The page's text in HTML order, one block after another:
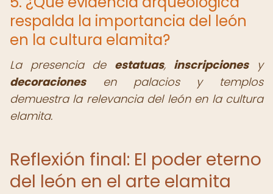
respalda la importancia del león
en la cultura elamita?
La presencia de estatuas, inscripcionesy
decoracionesen palacios y templos
demuestra la relevancia del león en la cultura
elamita.
Reflexión final: El poder eterno
del león en el arte elamita